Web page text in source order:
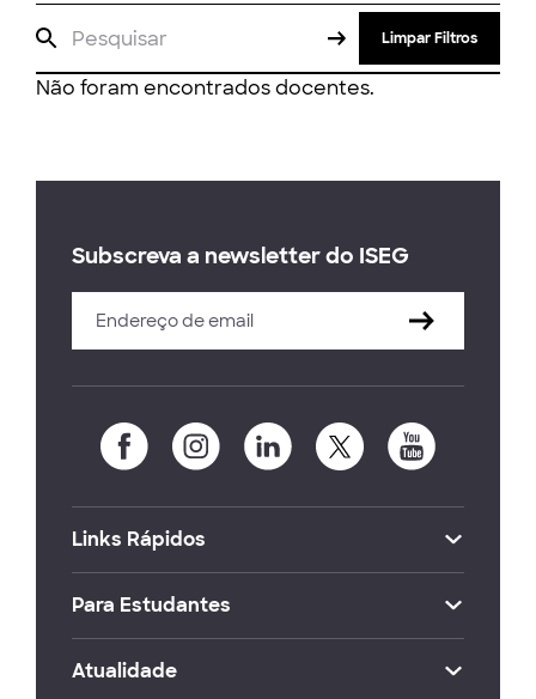
Limpar Filtros
Não foram encontrados docentes.
Subscreva a newsletter do ISEG
Links Rápidos
Para Estudantes
Atualidade